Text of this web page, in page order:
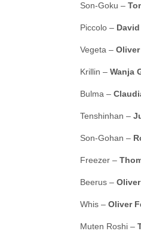
Son-Goku –
Piccolo –
Vegeta –
Krillin –Wanja
Bulma –
Tenshinhan –
Son-Gohan –
Freezer –
Beerus –
Whis –Oliver
Muten Roshi –